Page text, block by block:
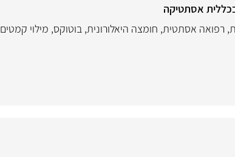
אסתטיקה
, רפואה אסתטית, חומצה היאלורונית, בוטוקס, מילוי קמטים